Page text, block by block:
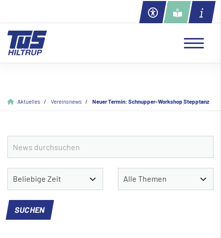
Aktuelles Vereinsnews Neuer Termin: Schnupper-Workshop Stepptanz